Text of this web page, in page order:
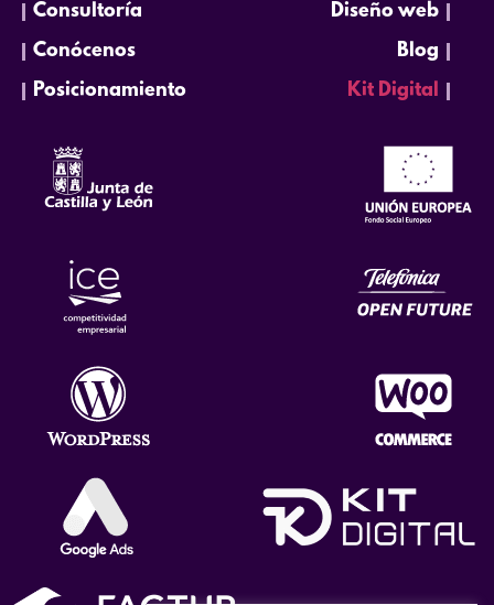
Consultoría
Conócenos
Posicionamiento
Diseño web
Blog
Kit Digital